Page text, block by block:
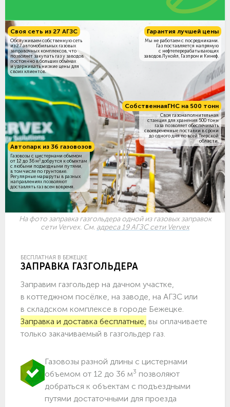
СобственнаяГНС на 500 тонн
Своя газонаполнительная
станция для хранения 500 тонн
газа позволяет обеспечивать
своевременные поставки в сроки
до одного дня по всей Тверской
области.
Своя сеть из 27 АГЗС
Обслуживаем собственную сеть
из 27 автомобильных газовых
заправочных комплексов, что
позволяет закупать газ у заводов
постоянно в больших объёмах
и удерживать низкие цены для
своих клиентов.
Гарантия лучшей цены
Мы не работаем с посредниками.
Газ поставляется напрямую
с нефтеперерабатывающих
заводов Лукойл, Газпром и Кинеф.
Автопарк из 36 газовозов
Газовозы с цистернами объемом
от 12 до 36 м3 добрутся к объектам
c любыми подъездными путями,
в том числе по грунтовке.
Регулярные маршруты в разных
направлениях позволяют
доставлять газ всем вовремя.
На фото заправка газгольдера одной из газовых заправок
сети Vervex. См. адреса 19 АГЗС сети Vervex
БЕСПЛАТНАЯ В БЕЖЕЦКЕ
ЗАПРАВКА ГАЗГОЛЬДЕРА
Заправим газгольдер на дачном участке,
в коттеджном посёлке, на заводе, на АГЗС или
в складском комплексе в городе Бежецке.
Заправка и доставка бесплатные, вы оплачиваете
только закачиваемый в газгольдер газ.
Газовозы разной длины с цистернами
объемом от 12 до 36 м3 позволяют
добраться к объектам c подъездными
путями достаточными для проезда